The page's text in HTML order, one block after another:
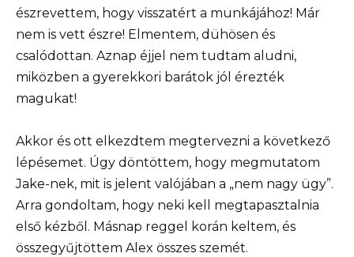
észrevettem, hogy visszatért a munkájához! Már
nem is vett észre! Elmentem, dühösen és
csalódottan. Aznap éjjel nem tudtam aludni,
miközben a gyerekkori barátok jól érezték
magukat!
Akkor és ott elkezdtem megtervezni a következő
lépésemet. Úgy döntöttem, hogy megmutatom
Jake-nek, mit is jelent valójában a „nem nagy ügy”.
Arra gondoltam, hogy neki kell megtapasztalnia
első kézből. Másnap reggel korán keltem, és
összegyűjtöttem Alex összes szemét.